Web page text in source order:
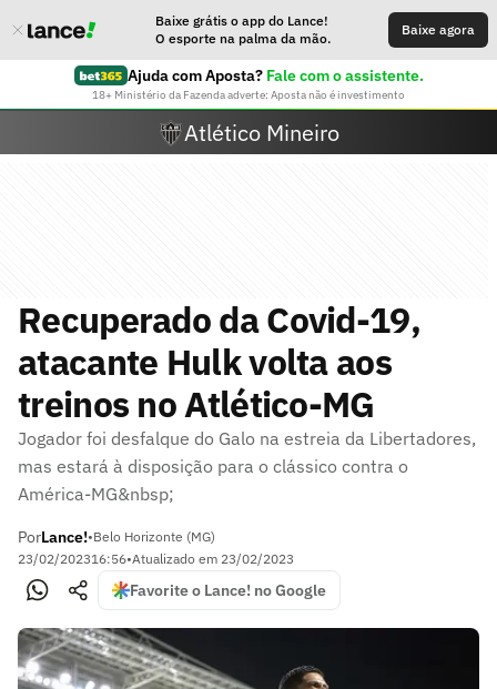
Baixe grátis o app do Lance!
O esporte na palma da mão.
Baixe agora
Ajuda com Aposta? Fale com o assistente.
18+ Ministério da Fazenda adverte: Aposta não é investimento
Atlético Mineiro
Recuperado da Covid-19,
atacante Hulk volta aos
treinos no Atlético-MG
Jogador foi desfalque do Galo na estreia da Libertadores,
mas estará à disposição para o clássico contra o
América-MG&nbsp;
PorLance!•Belo Horizonte (MG)
23/02/202316:56•Atualizado em 23/02/2023
Favorite o Lance! no Google